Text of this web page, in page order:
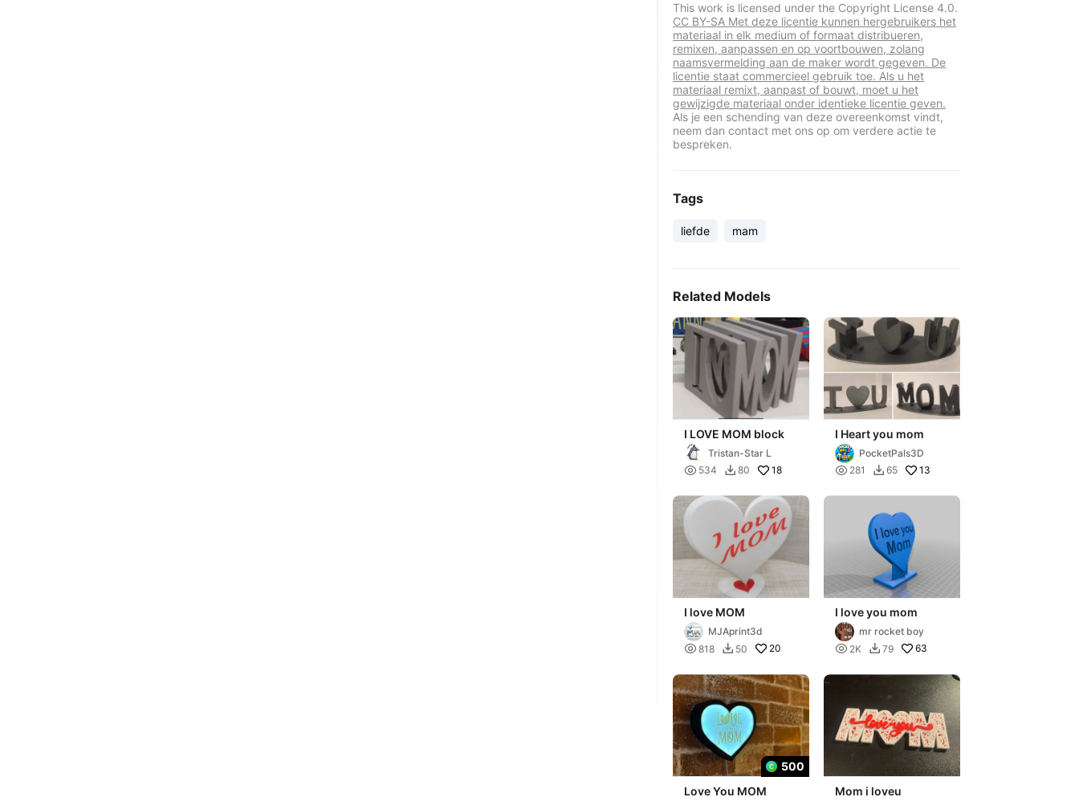
This work is licensed under the Copyright License 4.0.
CC BY-SA Met deze licentie kunnen hergebruikers het
materiaal in elk medium of formaat distribueren,
remixen, aanpassen en op voortbouwen, zolang
naamsvermelding aan de maker wordt gegeven. De
licentie staat commercieel gebruik toe. Als u het
materiaal remixt, aanpast of bouwt, moet u het
gewijzigde materiaal onder identieke licentie geven.
Als je een schending van deze overeenkomst vindt,
neem dan contact met ons op om verdere actie te
bespreken.
Tags
liefde mam
Related Models
I LOVE MOM block
Tristan-Star L
 534  80 18
I Heart you mom
PocketPals3D
 281  65 13
I love MOM
MJAprint3d
 818  50 20
I love you mom
mr rocket boy
 2K  79 63
500
Love You MOM
Mom i loveu